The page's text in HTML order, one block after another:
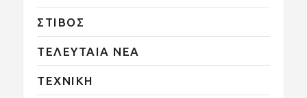
ΣΤΙΒΟΣ
ΤΕΛΕΥΤΑΙΑ ΝΕΑ
ΤΕΧΝΙΚΗ